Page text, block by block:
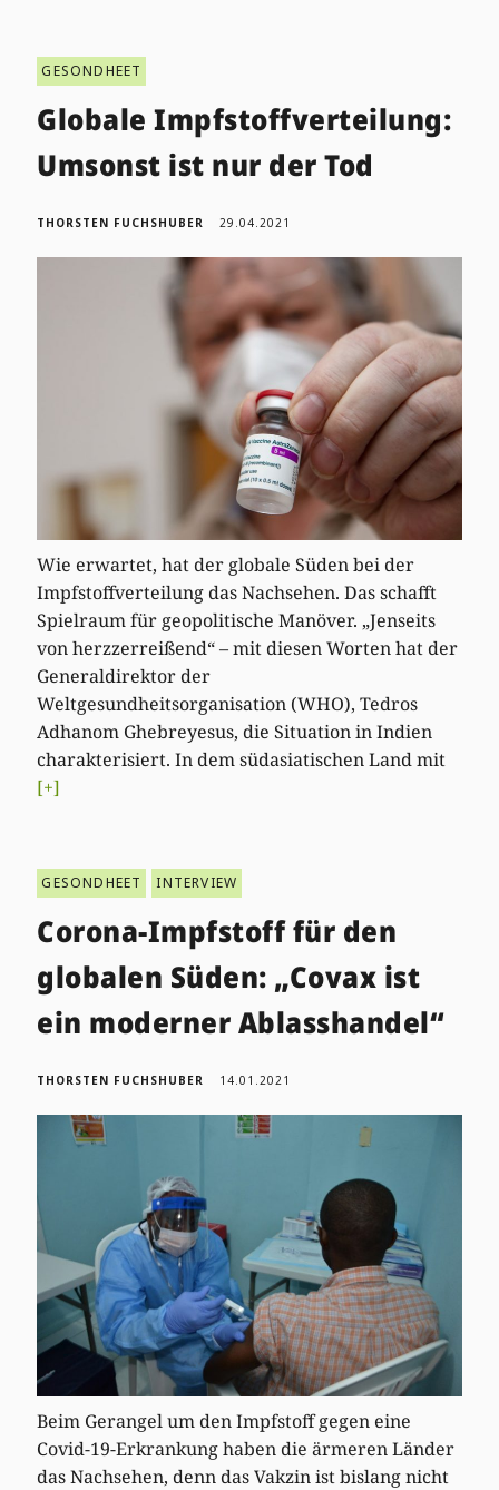
GESONDHEET
Globale Impfstoffverteilung:
Umsonst ist nur der Tod
THORSTEN FUCHSHUBER 29.04.2021
Wie erwartet, hat der globale Süden bei der
Impfstoffverteilung das Nachsehen. Das schafft
Spielraum für geopolitische Manöver. „Jenseits
von herzzerreißend“ – mit diesen Worten hat der
Generaldirektor der
Weltgesundheitsorganisation (WHO), Tedros
Adhanom Ghebreyesus, die Situation in Indien
charakterisiert. In dem südasiatischen Land mit
[+]
GESONDHEET INTERVIEW
Corona-Impfstoff für den
globalen Süden: „Covax ist
ein moderner Ablasshandel“
THORSTEN FUCHSHUBER 14.01.2021
Beim Gerangel um den Impfstoff gegen eine
Covid-19-Erkrankung haben die ärmeren Länder
das Nachsehen, denn das Vakzin ist bislang nicht